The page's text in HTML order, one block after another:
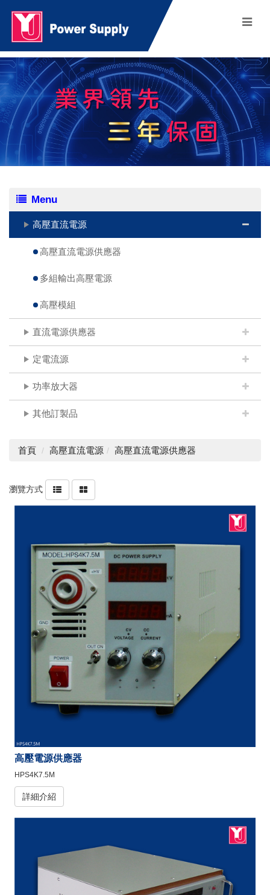
Menu
高壓直流電源
高壓直流電源供應器
多組輸出高壓電源
高壓模組
直流電源供應器
定電流源
功率放大器
其他訂製品
首頁 高壓直流電源 高壓直流電源供應器
瀏覽方式
高壓電源供應器
HPS4K7.5M
詳細介紹